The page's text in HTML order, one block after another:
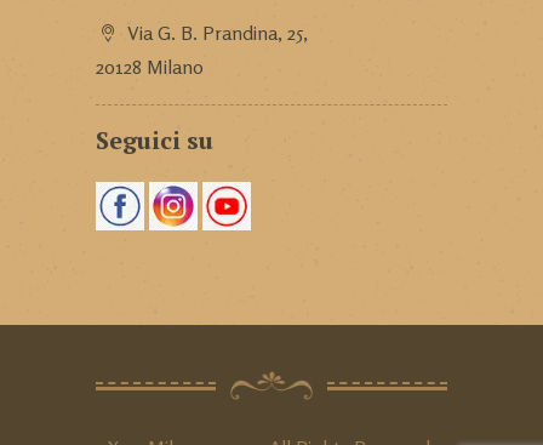
Via G. B. Prandina, 25,
20128 Milano
Seguici su